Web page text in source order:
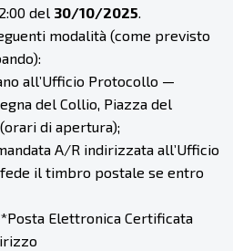
del 30/10/2025.
modalità (come previsto
all’Ufficio Protocollo —
del Collio, Piazza del
di apertura);
A/R indirizzata all’Ufficio
il timbro postale se entro
Elettronica Certificata